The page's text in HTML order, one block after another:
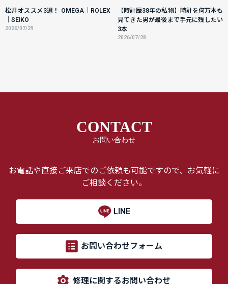
松井オススメ3選！ OMEGA｜ROLEX
｜SEIKO
2026/07/29
【時計歴38年の私物】時計を何万本も
見てきた男が最後まで手元に残したい
3本
2026/07/28
CONTACT
お問い合わせ
お電話や直接ご来店でのご依頼も可能ですので、お気軽に
ご相談ください。
LINE
お問い合わせフォーム
修理に関するお問い合わせ